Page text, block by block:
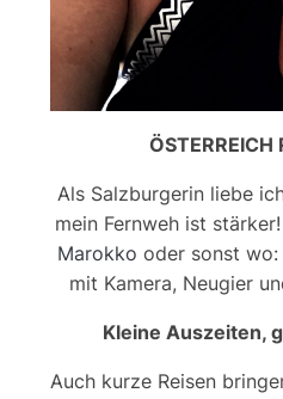
ÖSTERREICH
Als Salzburgerin liebe
mein Fernweh ist
Marokko oder sonst
mit Kamera, Neugier
Kleine Auszeiten,
Auch kurze Reisen